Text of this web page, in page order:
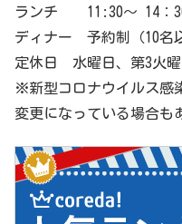
ランチ 11:30～ 14：30
ディナー 予約制（10名
定休日 水曜日、第3火曜
※新型コロナウイルス感
変更になっている場合も